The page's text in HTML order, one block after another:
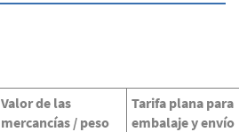
Valor de las
mercancías / peso
Tarifa plana para
embalaje y envío